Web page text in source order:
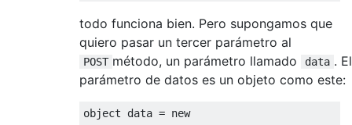
todo funciona bien. Pero supongamos que
quiero pasar un tercer parámetro al
POST método, un parámetro llamado data . El
parámetro de datos es un objeto como este:
object data = new